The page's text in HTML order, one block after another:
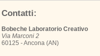
Contatti:
Bobeche Laboratorio Creativo
Via Marconi 2
60125 - Ancona (AN)